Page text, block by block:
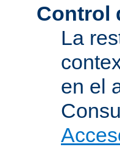
Control
La
en el